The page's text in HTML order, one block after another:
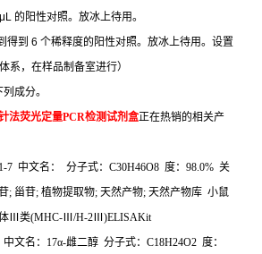
的阳性对照。放冰上待用。
得到 6 个稀释度的阳性对照。放冰上待用。设置
体系，在样品制备室进行）
成分。
法荧光定量PCR检测试剂盒正在热销的相关产
7 中文名： 分子式： C30H46O8 度： 98.0% 关
; 甾苷; 植物提取物; 天然产物; 天然产物库 小鼠
Ⅲ类(MHC- /H-2
)ELISAKit
中文名： 17α-雌二醇 分子式： C18H24O2 度：